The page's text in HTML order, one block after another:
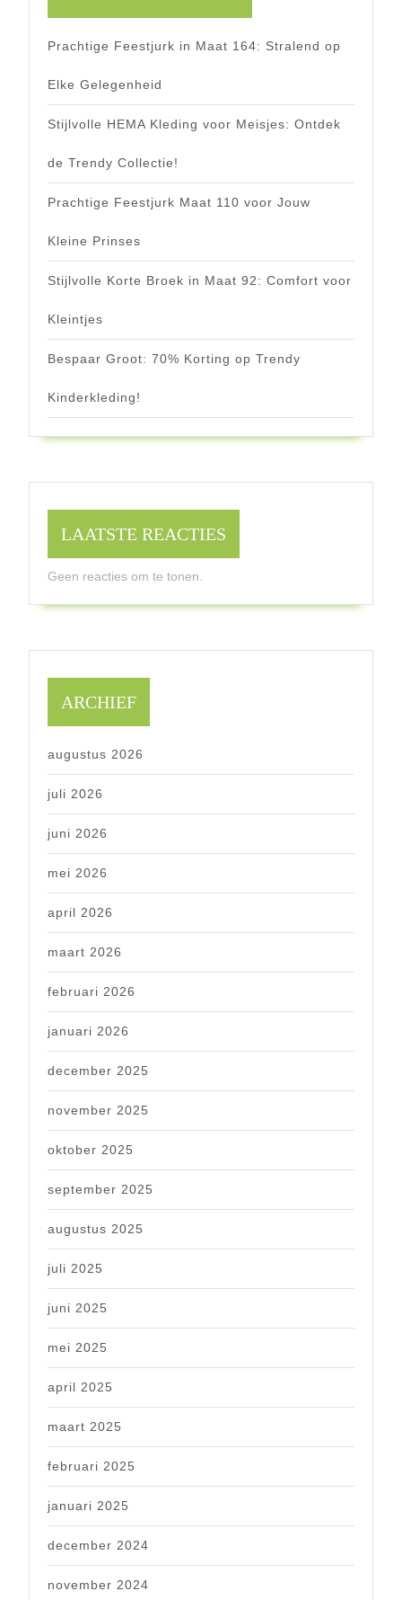
Prachtige Feestjurk in Maat 164: Stralend op
Elke Gelegenheid
Stijlvolle HEMA Kleding voor Meisjes: Ontdek
de Trendy Collectie!
Prachtige Feestjurk Maat 110 voor Jouw
Kleine Prinses
Stijlvolle Korte Broek in Maat 92: Comfort voor
Kleintjes
Bespaar Groot: 70% Korting op Trendy
Kinderkleding!
LAATSTE REACTIES
Geen reacties om te tonen.
ARCHIEF
augustus 2026
juli 2026
juni 2026
mei 2026
april 2026
maart 2026
februari 2026
januari 2026
december 2025
november 2025
oktober 2025
september 2025
augustus 2025
juli 2025
juni 2025
mei 2025
april 2025
maart 2025
februari 2025
januari 2025
december 2024
november 2024